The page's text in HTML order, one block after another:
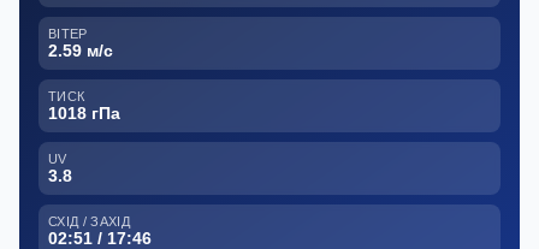
ВІТЕР
2.59 м/с
ТИСК
1018 гПа
UV
3.8
СХІД / ЗАХІД
02:51 / 17:46